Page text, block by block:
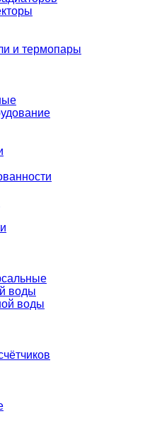
и термопары
воды
воды